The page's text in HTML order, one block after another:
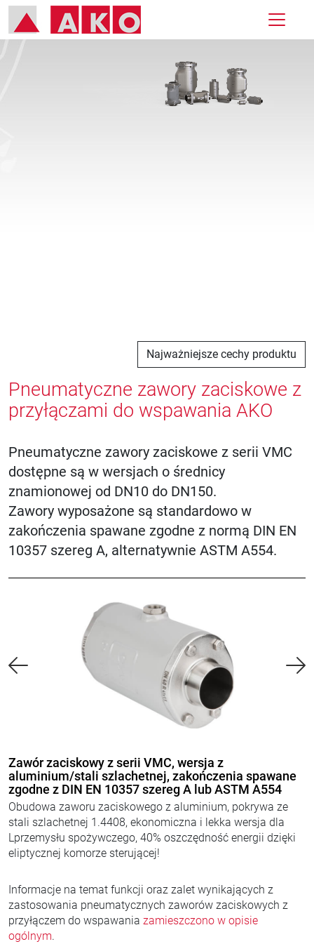
Najważniejsze cechy produktu
Pneumatyczne zawory zaciskowe z
przyłączami do wspawania AKO
Pneumatyczne zawory zaciskowe z serii VMC
dostępne są w wersjach o średnicy
znamionowej od DN10 do DN150.
Zawory wyposażone są standardowo w
zakończenia spawane zgodne z normą DIN EN
10357 szereg A, alternatywnie ASTM A554.
Zawór zaciskowy z serii VMC, wersja z
aluminium/stali szlachetnej, zakończenia spawane
zgodne z DIN EN 10357 szereg A lub ASTM A554
Obudowa zaworu zaciskowego z aluminium, pokrywa ze
stali szlachetnej 1.4408, ekonomiczna i lekka wersja dla
Lprzemysłu spożywczego, 40% oszczędność energii dzięki
eliptycznej komorze sterującej!
Informacje na temat funkcji oraz zalet wynikających z
zastosowania pneumatycznych zaworów zaciskowych z
przyłączem do wspawania zamieszczono w opisie
ogólnym.